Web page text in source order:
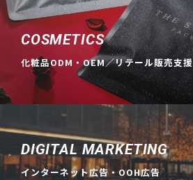
COSMETICS
化粧品ODM・OEM／リテール販売支援
DIGITAL MARKETING
インターネット広告・OOH広告